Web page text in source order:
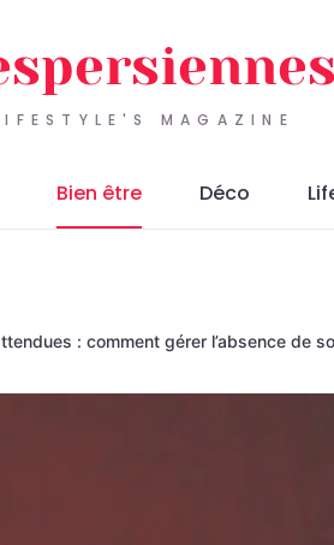
MAGAZINE
Bien être Déco
: comment gérer l’absence de